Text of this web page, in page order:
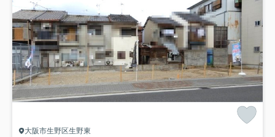
大阪市生野区生野東